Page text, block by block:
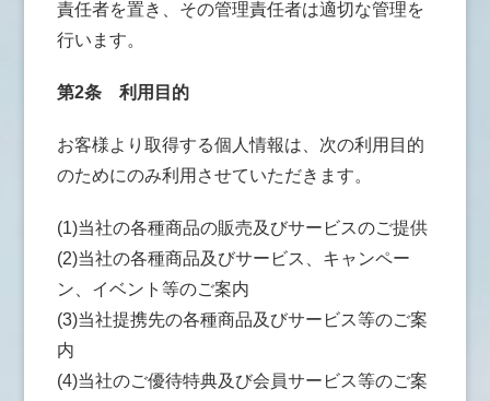
責任者を置き、その管理責任者は適切な管理を
行います。
第2条利用目的
お客様より取得する個人情報は、次の利用目的
のためにのみ利用させていただきます。
(1)当社の各種商品の販売及びサービスのご提供
(2)当社の各種商品及びサービス、キャンペー
ン、イベント等のご案内
(3)当社提携先の各種商品及びサービス等のご案
内
(4)当社のご優待特典及び会員サービス等のご案